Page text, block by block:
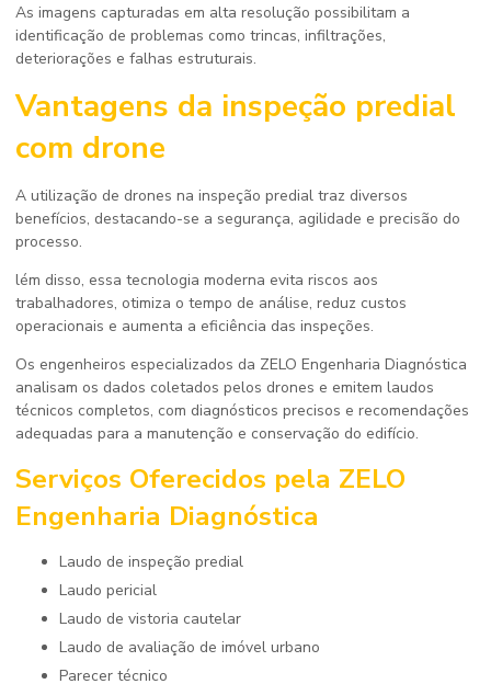
As imagens capturadas em alta resolução possibilitam a
identificação de problemas como trincas, infiltrações,
deteriorações e falhas estruturais.
Vantagens da inspeção predial
com drone
A utilização de drones na inspeção predial traz diversos
benefícios, destacando-se a segurança, agilidade e precisão do
processo.
lém disso, essa tecnologia moderna evita riscos aos
trabalhadores, otimiza o tempo de análise, reduz custos
operacionais e aumenta a eficiência das inspeções.
Os engenheiros especializados da ZELO Engenharia Diagnóstica
analisam os dados coletados pelos drones e emitem laudos
técnicos completos, com diagnósticos precisos e recomendações
adequadas para a manutenção e conservação do edifício.
Serviços Oferecidos pela ZELO
Engenharia Diagnóstica
Laudo de inspeção predial
Laudo pericial
Laudo de vistoria cautelar
Laudo de avaliação de imóvel urbano
Parecer técnico